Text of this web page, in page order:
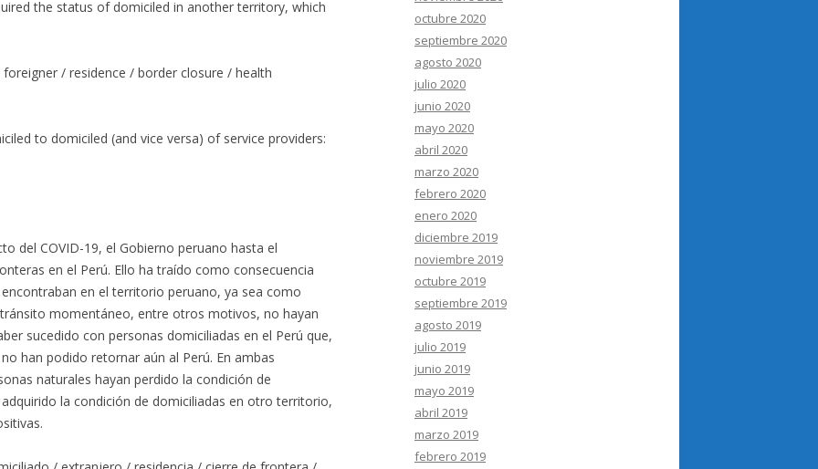
the status of domiciled in another territory, which
/ residence / border closure / health
to domiciled (and vice versa) of service providers:
del COVID-19, el Gobierno peruano hasta el
en el Perú. Ello ha traído como consecuencia
en el territorio peruano, ya sea como
momentáneo, entre otros motivos, no hayan
sucedido con personas domiciliadas en el Perú que,
han podido retornar aún al Perú. En ambas
naturales hayan perdido la condición de
la condición de domiciliadas en otro territorio,
octubre 2020
septiembre 2020
agosto 2020
julio 2020
junio 2020
mayo 2020
abril 2020
marzo 2020
febrero 2020
enero 2020
diciembre 2019
noviembre 2019
octubre 2019
septiembre 2019
agosto 2019
julio 2019
junio 2019
mayo 2019
abril 2019
marzo 2019
febrero 2019